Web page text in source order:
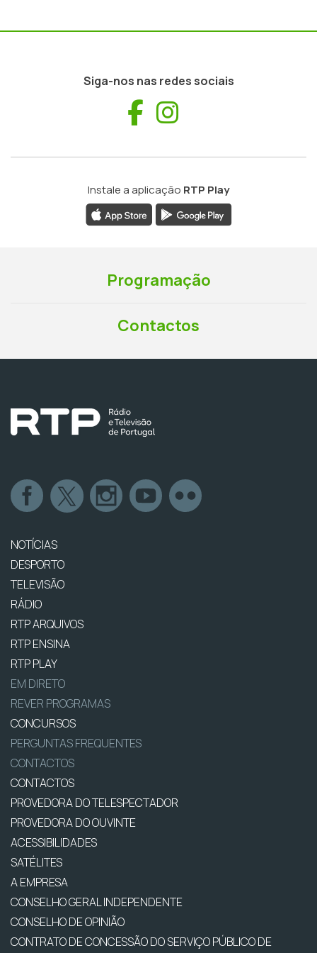
Siga-nos nas redes sociais
Facebook
Instale a aplicação RTP Play
Programação
Contactos
NOTÍCIAS
DESPORTO
TELEVISÃO
RÁDIO
RTP ARQUIVOS
RTP ENSINA
RTP PLAY
EM DIRETO
REVER PROGRAMAS
CONCURSOS
PERGUNTAS FREQUENTES
CONTACTOS
CONTACTOS
PROVEDORA DO TELESPECTADOR
PROVEDORA DO OUVINTE
ACESSIBILIDADES
SATÉLITES
A EMPRESA
CONSELHO GERAL INDEPENDENTE
CONSELHO DE OPINIÃO
CONTRATO DE CONCESSÃO DO SERVIÇO PÚBLICO DE